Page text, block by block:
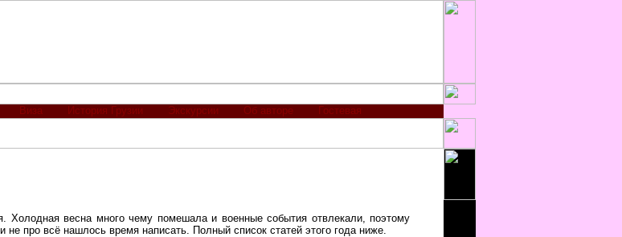
Виза История Грузии Экскурсии Об авторе Гостевая
Холодная весна много чему помешала и военные события отвлекали, поэтому
про всё нашлось время написать. Полный список статей этого года ниже.